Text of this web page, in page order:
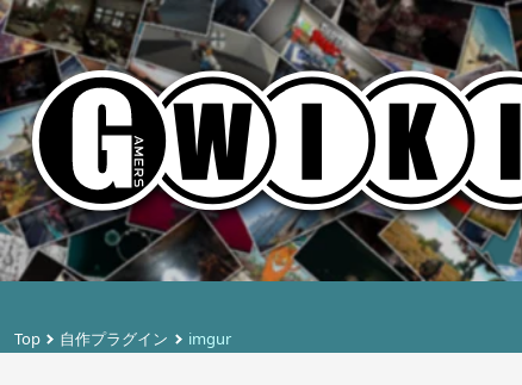
Top 自作プラグイン imgur